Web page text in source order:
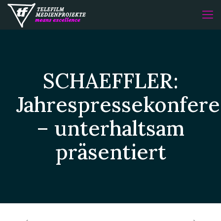
SCHAEFFLER:
– unterhaltsam
präsentiert